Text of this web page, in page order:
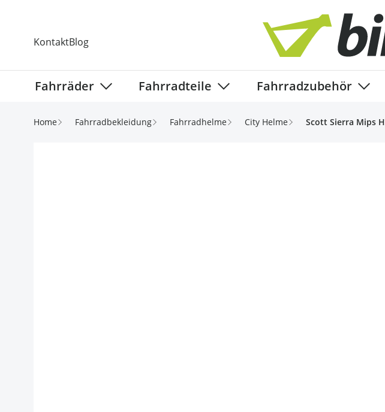
KontaktBlog
Fahrräder Fahrradteile Fahrradzubehör
Home Fahrradbekleidung Fahrradhelme City Helme Scott Sierra Mips